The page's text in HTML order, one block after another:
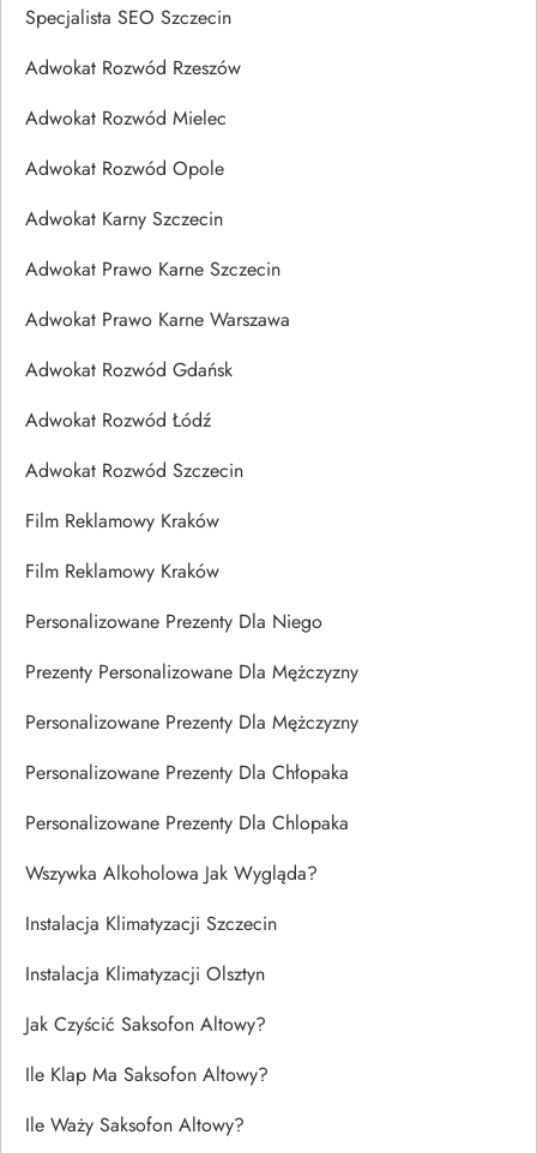
Specjalista SEO Szczecin
Adwokat Rozwód Rzeszów
Adwokat Rozwód Mielec
Adwokat Rozwód Opole
Adwokat Karny Szczecin
Adwokat Prawo Karne Szczecin
Adwokat Prawo Karne Warszawa
Adwokat Rozwód Gdańsk
Adwokat Rozwód Łódź
Adwokat Rozwód Szczecin
Film Reklamowy Kraków
Film Reklamowy Kraków
Personalizowane Prezenty Dla Niego
Prezenty Personalizowane Dla Mężczyzny
Personalizowane Prezenty Dla Mężczyzny
Personalizowane Prezenty Dla Chłopaka
Personalizowane Prezenty Dla Chlopaka
Wszywka Alkoholowa Jak Wygląda?
Instalacja Klimatyzacji Szczecin
Instalacja Klimatyzacji Olsztyn
Jak Czyścić Saksofon Altowy?
Ile Klap Ma Saksofon Altowy?
Ile Waży Saksofon Altowy?